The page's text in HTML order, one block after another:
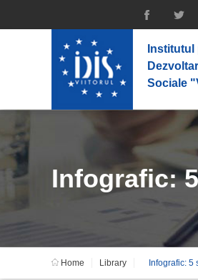
Institutul
Sociale
Infografic:
Home Library Infografic: